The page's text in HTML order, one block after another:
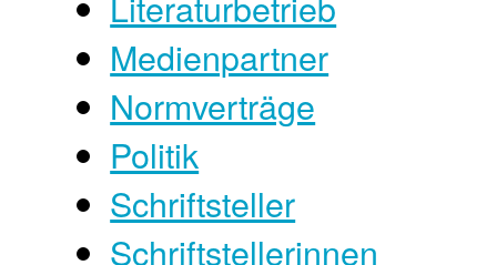
Medienpartner
Normverträge
Politik
Schriftsteller
Schriftstellerinnen